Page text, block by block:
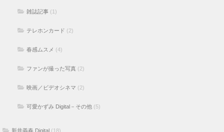
雑誌記事 (1)
テレホンカード (2)
春感ムスメ (4)
ファンが撮った写真 (2)
映画／ビデオシネマ (2)
可愛かずみ Digital－その他 (5)
新井義春 Digital (18)